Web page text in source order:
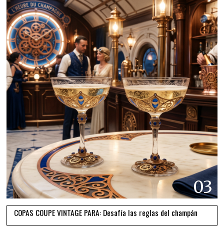
03
COPAS COUPE VINTAGE PARA: Desafía las reglas del champán